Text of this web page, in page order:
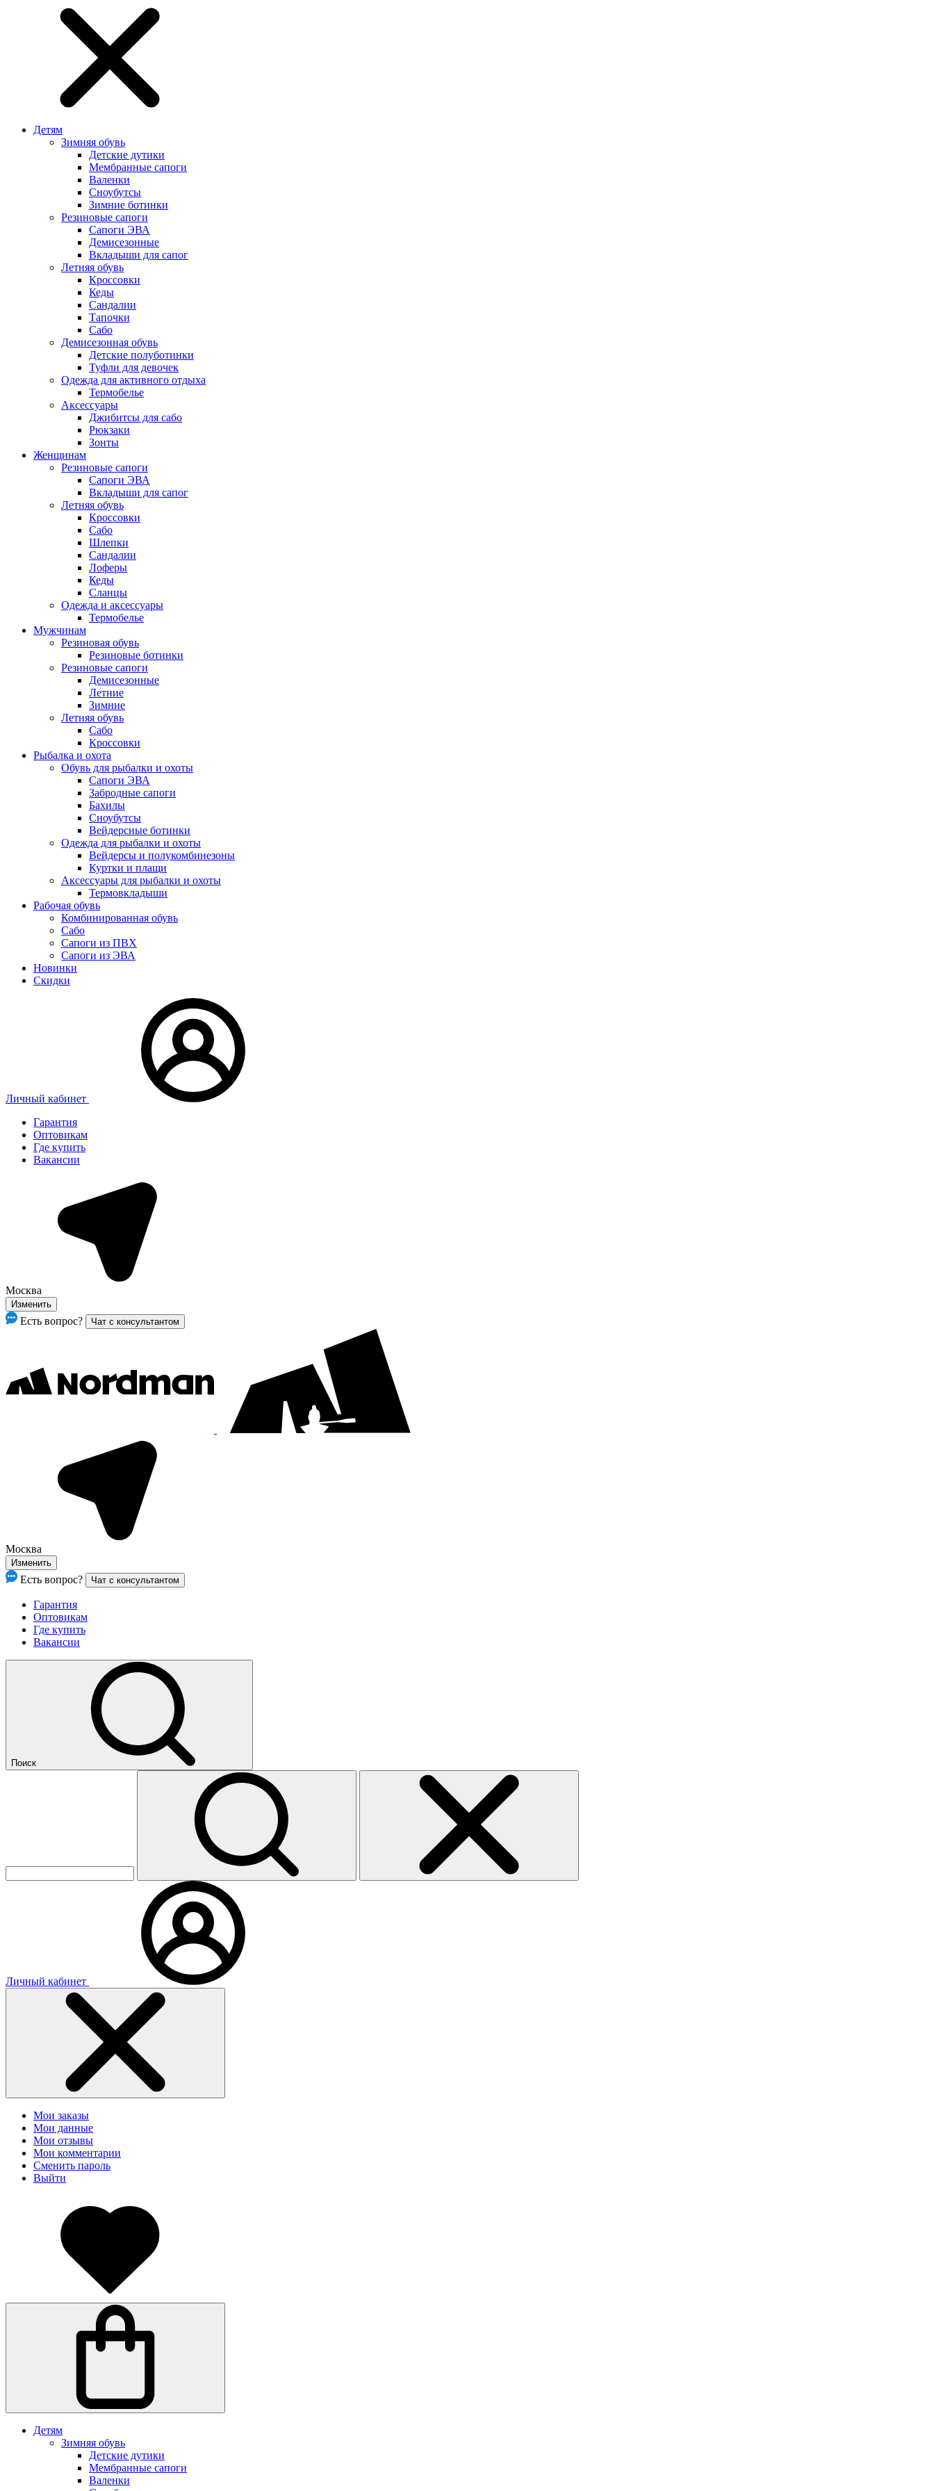
Детям
Зимняя обувь
Детские дутики
Мембранные сапоги
Валенки
Сноубутсы
Зимние ботинки
Резиновые сапоги
Сапоги ЭВА
Демисезонные
Вкладыши для сапог
Летняя обувь
Кроссовки
Кеды
Сандалии
Тапочки
Сабо
Демисезонная обувь
Детские полуботинки
Туфли для девочек
Одежда для активного отдыха
Термобелье
Аксессуары
Джибитсы для сабо
Рюкзаки
Зонты
Женщинам
Резиновые сапоги
Cапоги ЭВА
Вкладыши для сапог
Летняя обувь
Кроссовки
Сабо
Шлепки
Сандалии
Лоферы
Кеды
Сланцы
Одежда и аксессуары
Термобелье
Мужчинам
Резиновая обувь
Резиновые ботинки
Резиновые сапоги
Демисезонные
Летние
Зимние
Летняя обувь
Сабо
Кроссовки
Рыбалка и охота
Обувь для рыбалки и охоты
Сапоги ЭВА
Забродные сапоги
Бахилы
Сноубутсы
Вейдерсные ботинки
Одежда для рыбалки и охоты
Вейдерсы и полукомбинезоны
Куртки и плащи
Аксессуары для рыбалки и охоты
Термовкладыши
Рабочая обувь
Комбинированная обувь
Сабо
Сапоги из ПВХ
Сапоги из ЭВА
Новинки
Скидки
Личный кабинет
Гарантия
Оптовикам
Где купить
Вакансии
Москва
Изменить
Есть вопрос? Чат с консультантом
Москва
Изменить
Есть вопрос? Чат с консультантом
Гарантия
Оптовикам
Где купить
Вакансии
Поиск
Личный кабинет
Мои заказы
Мои данные
Мои отзывы
Мои комментарии
Сменить пароль
Выйти
Детям
Зимняя обувь
Детские дутики
Мембранные сапоги
Валенки